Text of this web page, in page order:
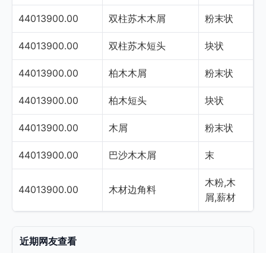
44013900.00 双柱苏木木屑 粉末状
44013900.00 双柱苏木短头 块状
44013900.00 柏木木屑 粉末状
44013900.00 柏木短头 块状
44013900.00 木屑 粉末状
44013900.00 巴沙木木屑 末
44013900.00 木材边角料
木粉,木
屑,薪材
近期网友查看